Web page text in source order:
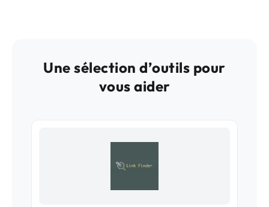
Une sélection d’outils pour
vous aider